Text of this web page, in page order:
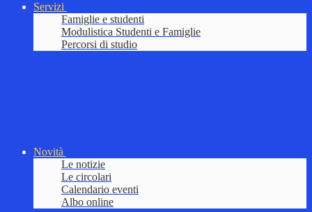
Servizi
Famiglie e studenti
Modulistica Studenti e Famiglie
Percorsi di studio
Novità
Le notizie
Le circolari
Calendario eventi
Albo online